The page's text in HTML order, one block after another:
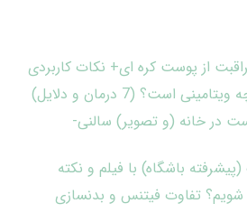
است؟ (7 درمان و دلایل)
در خانه (و تصویر) سالنی-
شویم؟ تفاوت فیتنس و بدنسازی